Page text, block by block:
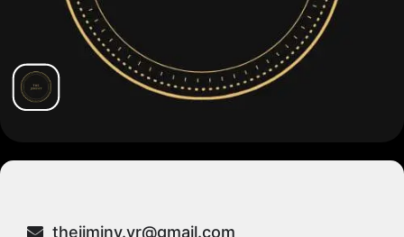
thejiminy.vr@gmail.com